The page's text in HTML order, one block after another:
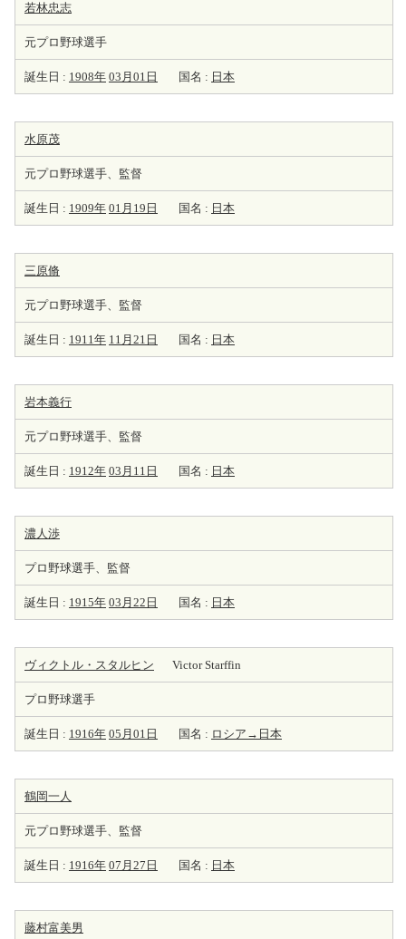
若林忠志
元プロ野球選手
誕生日 : 1908年 03月01日 国名 : 日本
水原茂
元プロ野球選手、監督
誕生日 : 1909年 01月19日 国名 : 日本
三原脩
元プロ野球選手、監督
誕生日 : 1911年 11月21日 国名 : 日本
岩本義行
元プロ野球選手、監督
誕生日 : 1912年 03月11日 国名 : 日本
濃人渉
プロ野球選手、監督
誕生日 : 1915年 03月22日 国名 : 日本
ヴィクトル・スタルヒン Victor Starffin
プロ野球選手
誕生日 : 1916年 05月01日 国名 : ロシア→日本
鶴岡一人
元プロ野球選手、監督
誕生日 : 1916年 07月27日 国名 : 日本
藤村富美男